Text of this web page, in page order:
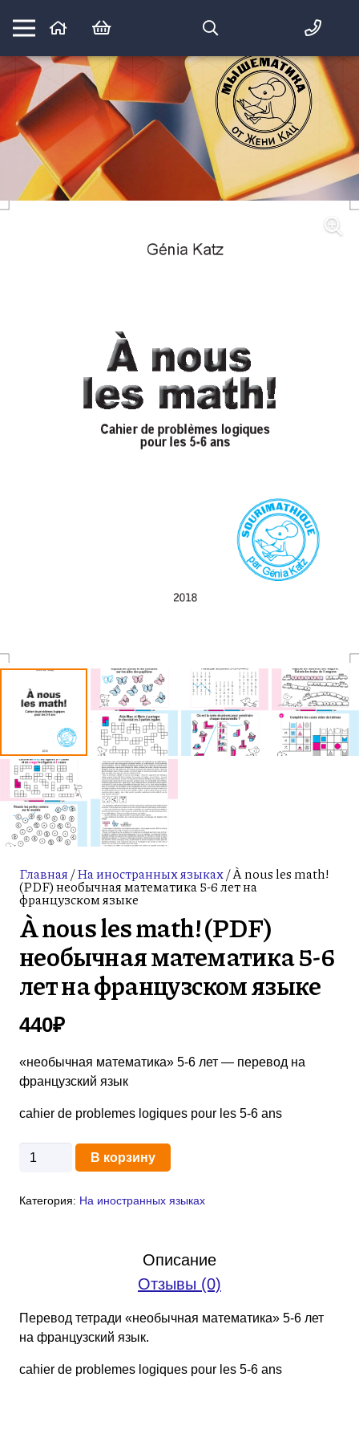
Математика вприпрыжку:
идеи и игры для детей и их родителей
Главная /На иностранных языках/ À nous les math!
(PDF) необычная математика 5-6 лет на
французском языке
À nous les math! (PDF)
необычная математика 5-6
лет на французском языке
440₽
«необычная математика» 5-6 лет — перевод на
французский язык
cahier de problemes logiques pour les 5-6 ans
Количество
nous
5-
6
лет
В корзину
Категория: На иностранных языках
Описание
Отзывы (0)
Перевод тетради «необычная математика» 5-6 лет
на французский язык.
cahier de problemes logiques pour les 5-6 ans